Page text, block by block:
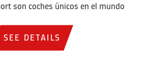
son coches únicos en el mundo
SEE DETAILS